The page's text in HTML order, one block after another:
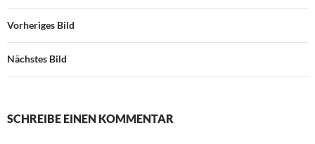
Vorheriges Bild
Nächstes Bild
SCHREIBE EINEN KOMMENTAR